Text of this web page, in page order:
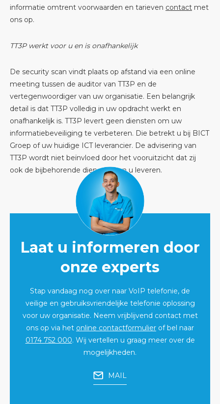
informatie omtrent voorwaarden en tarieven contact met
ons op.
TT3P werkt voor u en is onafhankelijk
De security scan vindt plaats op afstand via een online
meeting tussen de auditor van TT3P en de
vertegenwoordiger van uw organisatie. Een belangrijk
detail is dat TT3P volledig in uw opdracht werkt en
onafhankelijk is. TT3P levert geen diensten om uw
informatiebeveiliging te verbeteren. Die betrekt u bij BICT
Groep of uw huidige ICT leverancier. De advisering van
TT3P wordt niet beïnvloed door het vooruitzicht dat zij
ook de bijbehorende diensten aan u leveren.
Laat u informeren door
onze experts
Stap vandaag nog over naar VoIP telefonie, de
veilige en gebruiksvriendelijke telefonie oplossing
voor uw organisatie. Neem vrijblijvend contact met
ons op via het online contactformulier of bel naar
0174 752 000. Wij vertellen u graag meer over de
mogelijkheden.
MAIL